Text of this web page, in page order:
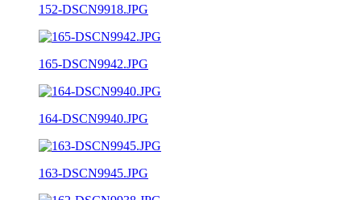
152-DSCN9918.JPG
165-DSCN9942.JPG
164-DSCN9940.JPG
163-DSCN9945.JPG